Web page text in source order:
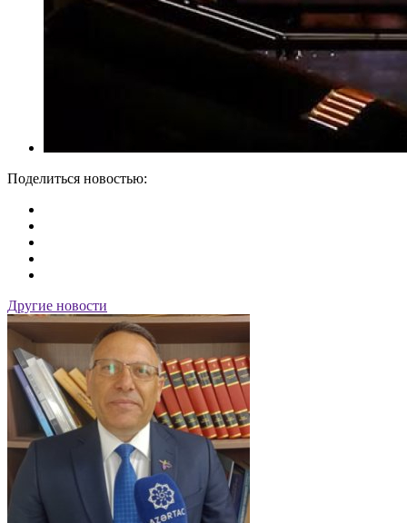
Поделиться новостью:
Другие новости